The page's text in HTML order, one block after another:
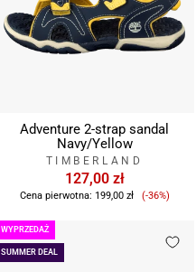
Adventure 2-strap sandal
Navy/Yellow
TIMBERLAND
127,00 zł
Cena pierwotna: 199,00 zł
Cena
(-36%)
SUMMER DEAL
WYPRZEDAŻ